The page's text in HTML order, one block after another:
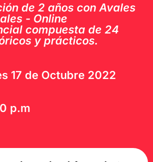
de 2 años con Avales
- Online
compuesta de 24
y prácticos.
17 de Octubre 2022
p.m